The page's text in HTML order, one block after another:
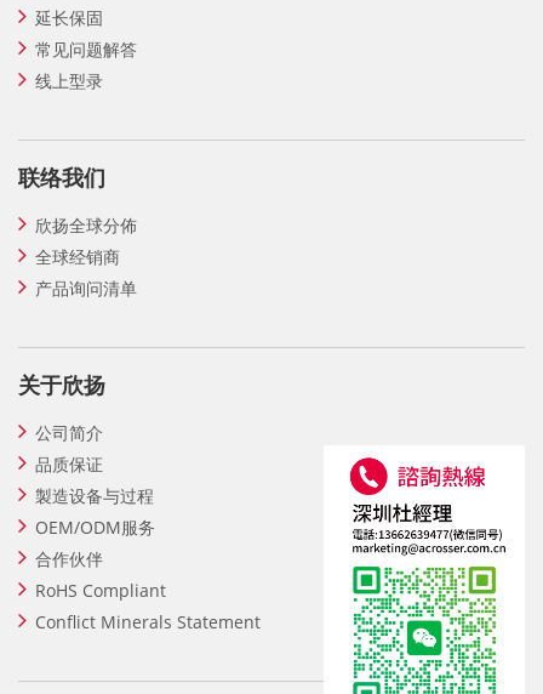
延长保固
常见问题解答
线上型录
联络我们
欣扬全球分佈
全球经销商
产品询问清单
关于欣扬
公司简介
品质保证
製造设备与过程
OEM/ODM服务
合作伙伴
RoHS Compliant
Conflict Minerals Statement